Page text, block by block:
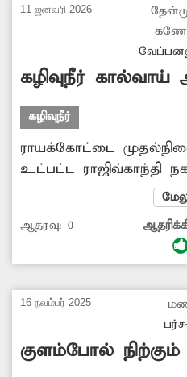
இப்பகுதி மக்கள்
வருகின்றனர்.
அதிகளவில் உள்ளது.
அதிகாரிகள் ஆனந்தா
வசதிகளை செய்து...
11 ஜனவரி 2026
கழிவுநீர்
கழிவுநீர்
ராயக்கோட்டை
உட்பட்ட ராஜிவ்காந்தி
வசதி இல்லை. இதனால்
செல்வதால் துர்நாற்றம்
மேலும் கொசு அதிக
அடிக்கடி குழந்தைகள்
பொதுமக்கள் நலன்
அமைக்க நடவடிக்கை
வலியுறுத்தி உள்ளனர்.
ஆதரவு: 0
16 நவம்பர் 2025
குளம்போல்